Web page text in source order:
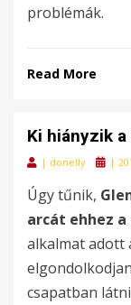
problémák.
Read More
Ki hiányzik
| donelly
Posted
|
Úgy tűnik,
arcát ehhez
alkalmat adott
csapatban